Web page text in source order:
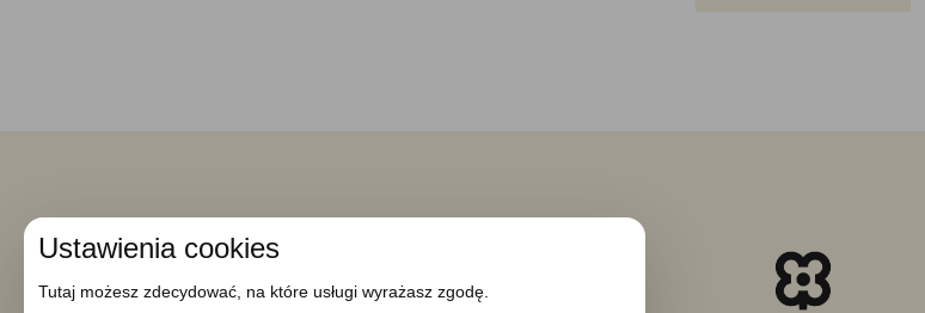
Ustawienia cookies
Tutaj możesz zdecydować, na które usługi wyrażasz zgodę.